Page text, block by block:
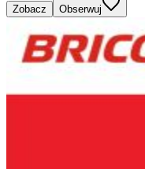
Zobacz Obserwuj